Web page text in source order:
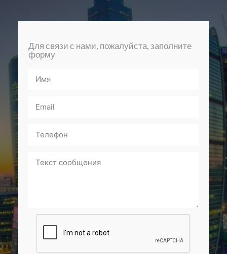
Для связи с нами, пожалуйста, заполните
форму